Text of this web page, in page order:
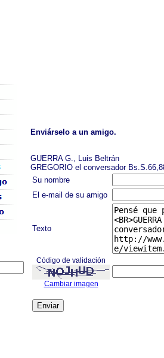
Enviárselo a un amigo.
GUERRA G., Luis Beltrán
GREGORIO el conversador
Su nombre
El e-mail de su amigo
Texto
Código de validación
Cambiar imagen